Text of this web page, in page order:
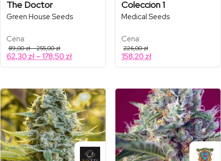
The Doctor
Green House Seeds
Cena:
89,00zł–255,00złZakres
cen:
od
89,00 zł
62,30 zł – 178,50 złZakres
cen:
do
178,50 zł
Coleccion 1
Medical Seeds
Cena:
226,00zł
158,20 zł